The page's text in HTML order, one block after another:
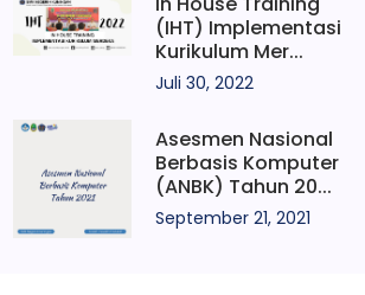
(IHT) Implementasi
Kurikulum Mer...
Juli 30, 2022
Asesmen Nasional
Berbasis Komputer
(ANBK) Tahun 20...
September 21, 2021